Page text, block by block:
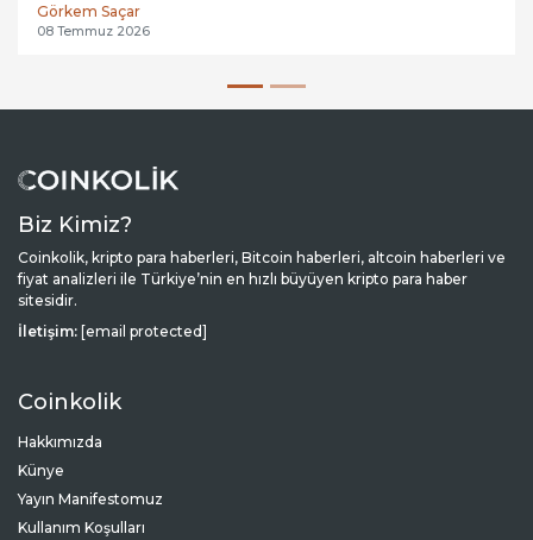
Görkem Saçar
08 Temmuz 2026
Biz Kimiz?
Coinkolik, kripto para haberleri, Bitcoin haberleri, altcoin haberleri ve
fiyat analizleri ile Türkiye’nin en hızlı büyüyen kripto para haber
sitesidir.
İletişim: [email protected]
Coinkolik
Hakkımızda
Künye
Yayın Manifestomuz
Kullanım Koşulları